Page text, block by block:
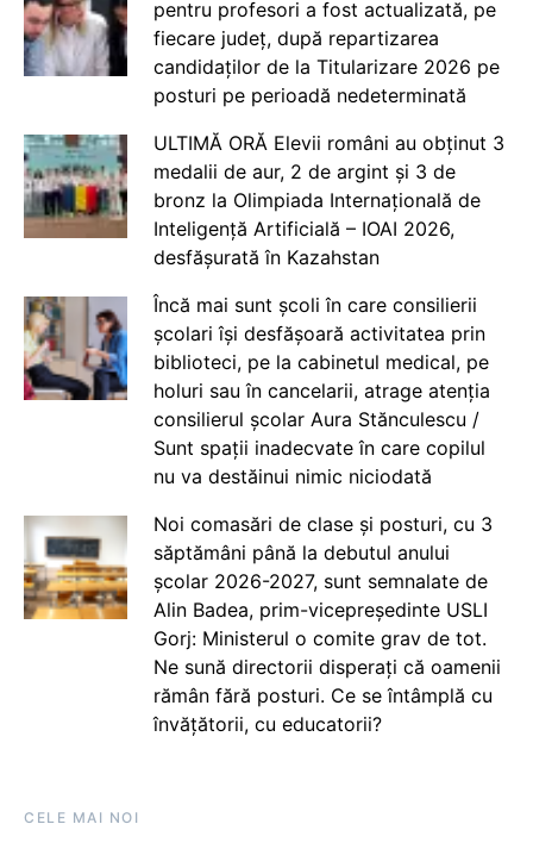
pentru profesori a fost actualizată, pe
fiecare județ, după repartizarea
candidaților de la Titularizare 2026 pe
posturi pe perioadă nedeterminată
ULTIMĂ ORĂ Elevii români au obținut 3
medalii de aur, 2 de argint și 3 de
bronz la Olimpiada Internațională de
Inteligență Artificială – IOAI 2026,
desfășurată în Kazahstan
Încă mai sunt școli în care consilierii
școlari își desfășoară activitatea prin
biblioteci, pe la cabinetul medical, pe
holuri sau în cancelarii, atrage atenția
consilierul școlar Aura Stănculescu /
Sunt spații inadecvate în care copilul
nu va destăinui nimic niciodată
Noi comasări de clase și posturi, cu 3
săptămâni până la debutul anului
școlar 2026-2027, sunt semnalate de
Alin Badea, prim-vicepreședinte USLI
Gorj: Ministerul o comite grav de tot.
Ne sună directorii disperați că oamenii
rămân fără posturi. Ce se întâmplă cu
învățătorii, cu educatorii?
CELE MAI NOI